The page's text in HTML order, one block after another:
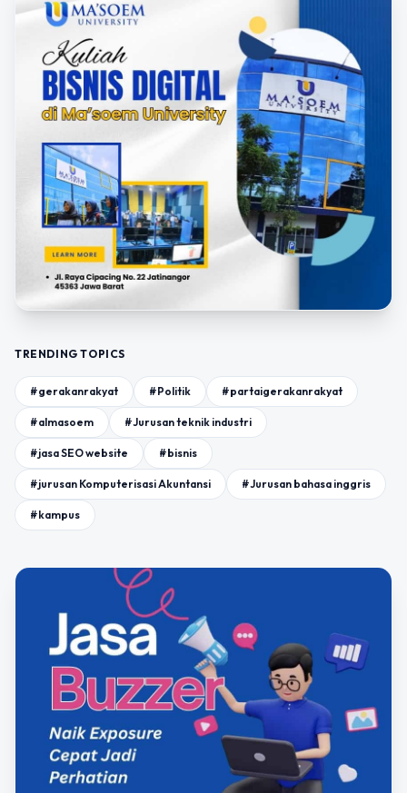
TRENDING TOPICS
#gerakanrakyat #Politik #partaigerakanrakyat
#almasoem #Jurusan teknik industri
#jasa SEO website #bisnis
#jurusan Komputerisasi Akuntansi #Jurusan bahasa inggris
#kampus